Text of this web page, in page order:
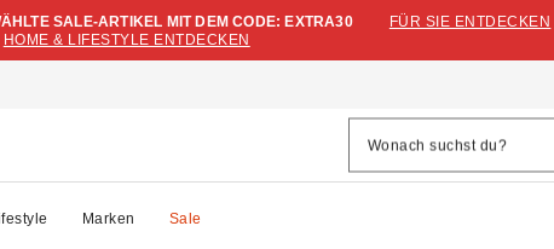
SALE-ARTIKEL MIT DEM CODE: EXTRA30
FÜR SIE ENTDECKEN
HOME & LIFESTYLE ENTDECKEN
Marken Sale